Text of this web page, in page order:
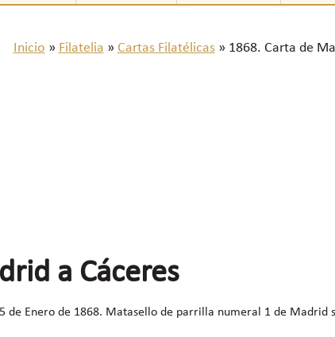
Inicio » Filatelia » Cartas Filatélicas» 1868. Carta de
a Cáceres
de Enero de 1868. Matasello de parrilla numeral 1 de Madrid